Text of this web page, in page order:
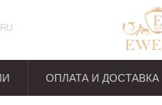
RU
ОПЛАТА И ДОСТАВКА